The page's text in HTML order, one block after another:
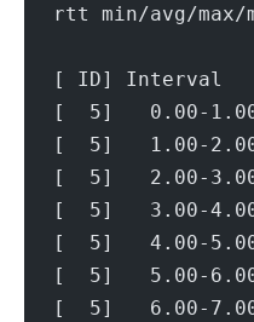
rtt min/avg/max/
[ ID] Interval
[  5]   0.00-
[  5]   1.00-
[  5]   2.00-
[  5]   3.00-
[  5]   4.00-
[  5]   5.00-
[  5]   6.00-